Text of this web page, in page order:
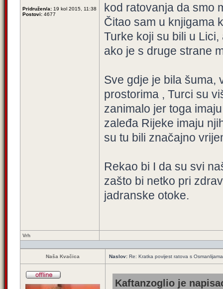
Pridružen/a: 19 kol 2015, 11:38
Postovi: 4677
kod ratovanja da smo
Čitao sam u knjigama
Turke koji su bili u
ako je s druge strane
Sve gdje je bila šuma,
prostorima , Turci su
zanimalo jer toga
zaleđa Rijeke imaju
su tu bili značajno
Rekao bi I da su svi
zašto bi netko pri
jadranske otoke.
Vrh
Naša Kvačica Naslov: Re: Kratka povijest ratova s
Kaftanzoglio je